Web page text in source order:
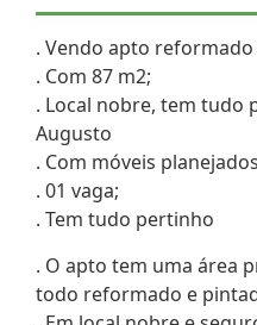
. Vendo apto
. Com 87 m2;
. Local nobre, tem tudo
Augusto
. Com móveis
. 01 vaga;
. Tem tudo pertinho
. O apto tem uma área
todo reformado e